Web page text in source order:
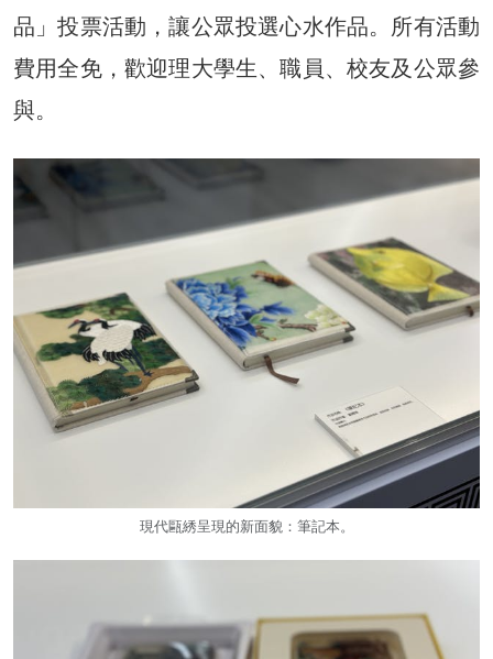
品」投票活動，讓公眾投選心水作品。所有活動
費用全免，歡迎理大學生、職員、校友及公眾參
與。
現代甌綉呈現的新面貌：筆記本。